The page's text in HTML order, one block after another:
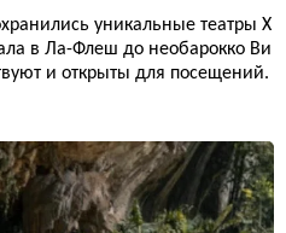
уникальные театры X
в Ла-Флеш до необарокко Ви
и открыты для посещений.